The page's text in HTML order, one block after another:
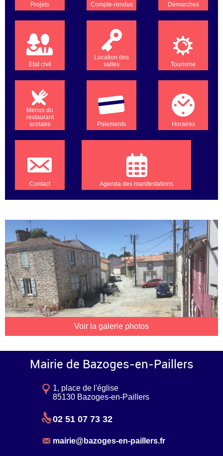
Projets Compte-rendus Démarches
Etat civil
Location des
salles
Tourisme
Menus du
restaurant
scolaire
Paiements Horaires
Contact Agenda des manifestations
Voir la galerie photos
Mairie de Bazoges-en-Paillers
1, place de l'église
85130 Bazoges-en-Paillers
02 51 07 73 32
mairie@bazoges-en-paillers.fr